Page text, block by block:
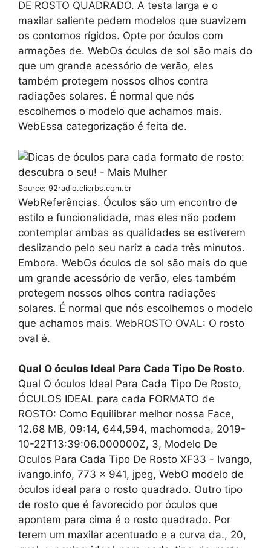
DE ROSTO QUADRADO. A testa larga e o
maxilar saliente pedem modelos que suavizem
os contornos rígidos. Opte por óculos com
armações de. WebOs óculos de sol são mais do
que um grande acessório de verão, eles
também protegem nossos olhos contra
radiações solares. É normal que nós
escolhemos o modelo que achamos mais.
WebEssa categorização é feita de.
Source: 92radio.clicrbs.com.br
WebReferências. Óculos são um encontro de
estilo e funcionalidade, mas eles não podem
contemplar ambas as qualidades se estiverem
deslizando pelo seu nariz a cada três minutos.
Embora. WebOs óculos de sol são mais do que
um grande acessório de verão, eles também
protegem nossos olhos contra radiações
solares. É normal que nós escolhemos o modelo
que achamos mais. WebROSTO OVAL: O rosto
oval é.
Qual O óculos Ideal Para Cada Tipo De Rosto.
Qual O óculos Ideal Para Cada Tipo De Rosto,
ÓCULOS IDEAL para cada FORMATO de
ROSTO: Como Equilibrar melhor nossa Face,
12.68 MB, 09:14, 644,594, machomoda, 2019-
10-22T13:39:06.000000Z, 3, Modelo De
Oculos Para Cada Tipo De Rosto XF33 - Ivango,
ivango.info, 773 x 941, jpeg, WebO modelo de
óculos ideal para o rosto quadrado. Outro tipo
de rosto que é favorecido por óculos que
apontem para cima é o rosto quadrado. Por
terem um maxilar acentuado e a curva da., 20,